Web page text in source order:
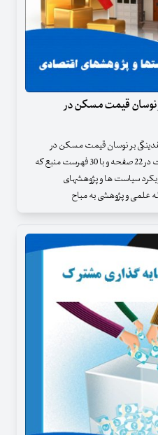
نوسان قیمت مسکن در
بر نوسان قیمت مسکن در
کشورهای نفتی و غیرنفتی" مقاله ای است در 22 صفحه و با 30 فهرست منبع که
سیاست ها و پژوهشهای
علمی و پژوهشی به مباح